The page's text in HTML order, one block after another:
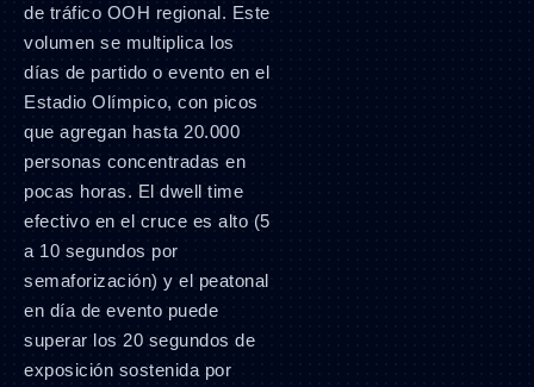
de tráfico OOH regional. Este
volumen se multiplica los
días de partido o evento en el
Estadio Olímpico, con picos
que agregan hasta 20.000
personas concentradas en
pocas horas. El dwell time
efectivo en el cruce es alto (5
a 10 segundos por
semaforización) y el peatonal
en día de evento puede
superar los 20 segundos de
exposición sostenida por